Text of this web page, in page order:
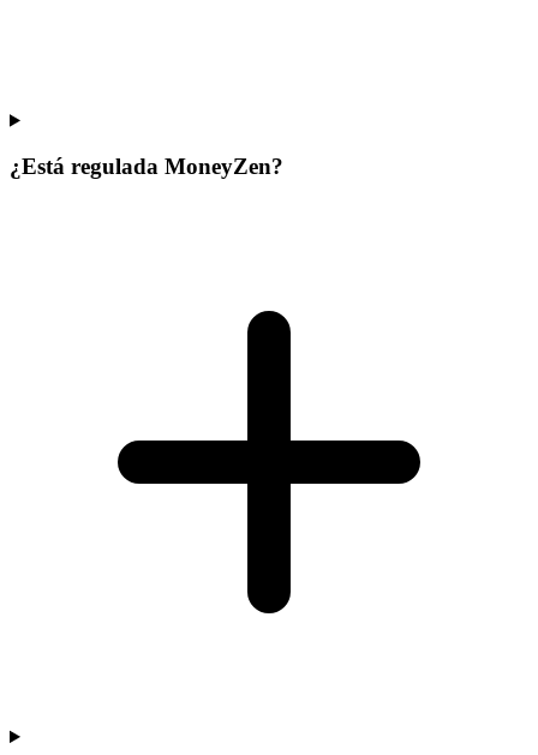
¿Está regulada MoneyZen?